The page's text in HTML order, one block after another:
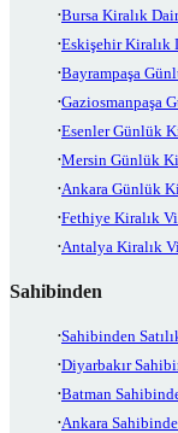
Bursa Kiralık
Eskişehir Kiralık
Bayrampaşa
Gaziosmanpaşa
Esenler Günlük
Mersin Günlük
Ankara Günlük
Fethiye Kiralık
Antalya Kiralık
Sahibinden
Sahibinden
Diyarbakır
Batman
Ankara